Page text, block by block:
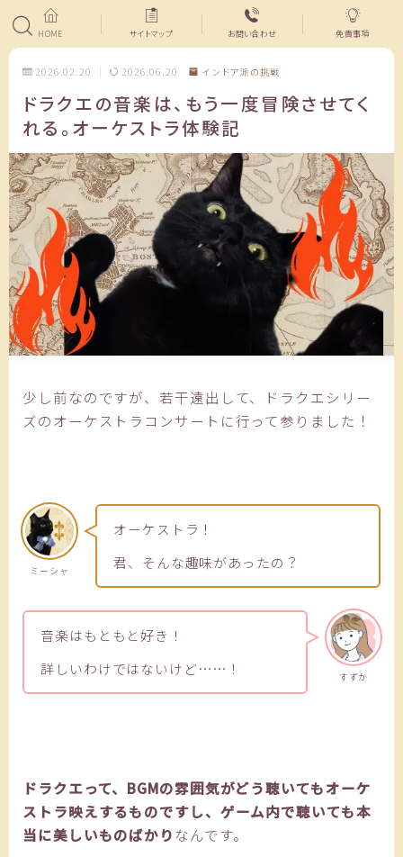
HOME サイトマップ お問い合わせ 免責事項
2026.02.20 2026.06.20 インドア派の挑戦
ドラクエの音楽は、もう一度冒険させてく
れる。オーケストラ体験記
少し前なのですが、若干遠出して、ドラクエシリー
ズのオーケストラコンサートに行って参りました！
ミーシャ
オーケストラ！
君、そんな趣味があったの？
すずか
音楽はもともと好き！
詳しいわけではないけど……！
ドラクエって、BGMの雰囲気がどう聴いてもオーケ
ストラ映えするものですし、ゲーム内で聴いても本
当に美しいものばかりなんです。